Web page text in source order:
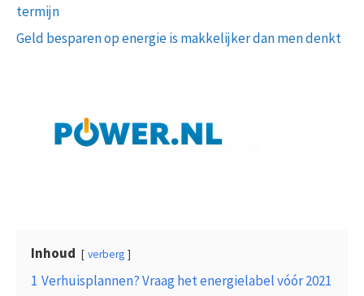
termijn
Geld besparen op energie is makkelijker dan men denkt
Inhoud verberg
1 Verhuisplannen? Vraag het energielabel vóór 2021